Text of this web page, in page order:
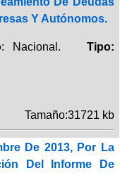
Y Autónomos.
: Nacional.Tipo:
Tamaño:31721 kb
De 2013, Por La
Del Informe De